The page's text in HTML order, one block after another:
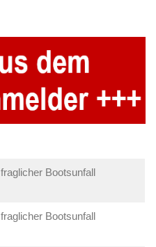
fraglicher Bootsunfall
fraglicher Bootsunfall